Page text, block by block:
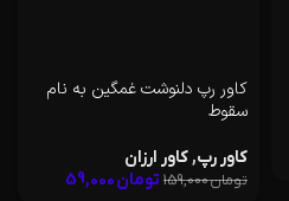
کاور رپ گنگ به نام تخص
تومان159,000 تومان